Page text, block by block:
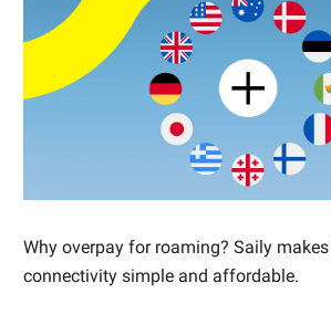
Why overpay for roaming? Saily
connectivity simple and affordable.